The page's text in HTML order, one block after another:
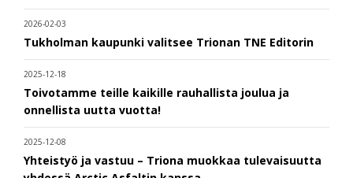
2026-02-03
Tukholman kaupunki valitsee Trionan TNE Editorin
2025-12-18
Toivotamme teille kaikille rauhallista joulua ja
onnellista uutta vuotta!
2025-12-08
Yhteistyö ja vastuu – Triona muokkaa tulevaisuutta